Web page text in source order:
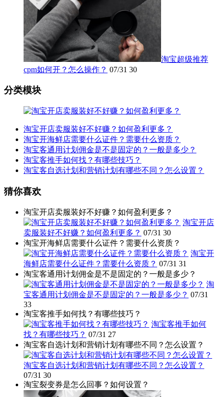
淘宝超级推荐
cpm如何开？怎么操作？ 07/31 30
分类模块
淘宝开店卖服装好不好赚？如何盈利更多？
淘宝开海鲜店需要什么证件？需要什么资质？
淘宝客通用计划佣金是不是固定的？一般是多少？
淘宝客推手如何找？有哪些技巧？
淘宝客自选计划和营销计划有哪些不同？怎么设置？
猜你喜欢
淘宝开店卖服装好不好赚？如何盈利更多？
淘宝开店
卖服装好不好赚？如何盈利更多？ 07/31 30
淘宝开海鲜店需要什么证件？需要什么资质？
淘宝开
海鲜店需要什么证件？需要什么资质？ 07/31 31
淘宝客通用计划佣金是不是固定的？一般是多少？
淘
宝客通用计划佣金是不是固定的？一般是多少？ 07/31
33
淘宝客推手如何找？有哪些技巧？
淘宝客推手如何
找？有哪些技巧？ 07/31 27
淘宝客自选计划和营销计划有哪些不同？怎么设置？
淘宝客自选计划和营销计划有哪些不同？怎么设置？
07/31 30
淘宝裂变券是怎么回事？如何设置？